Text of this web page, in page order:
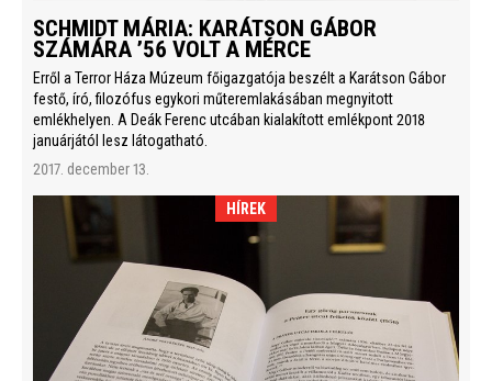
SCHMIDT MÁRIA: KARÁTSON GÁBOR
SZÁMÁRA ’56 VOLT A MÉRCE
Erről a Terror Háza Múzeum főigazgatója beszélt a Karátson Gábor
festő, író, filozófus egykori műteremlakásában megnyitott
emlékhelyen. A Deák Ferenc utcában kialakított emlékpont 2018
januárjától lesz látogatható.
2017. december 13.
HÍREK